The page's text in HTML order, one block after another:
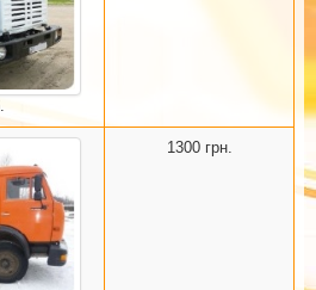
1300 грн.